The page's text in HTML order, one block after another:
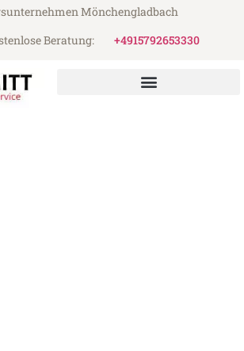
Mönchengladbach
Beratung:
+4915792653330